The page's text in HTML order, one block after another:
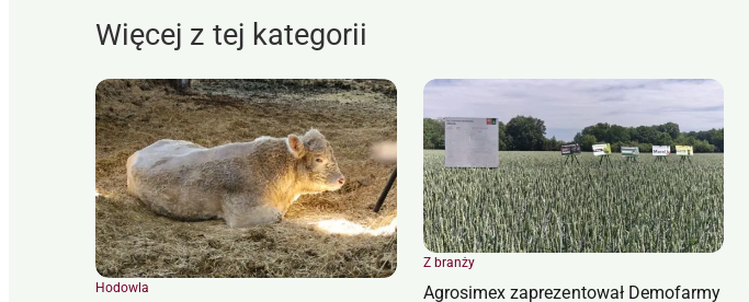
Więcej z tej kategorii
Hodowla
Z branży
Agrosimex zaprezentował Demofarmy